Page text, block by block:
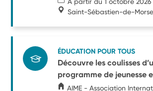
Saint-Sébastien-de-
ÉDUCATION POUR TOUS
Découvre les coulisses
programme de jeunesse
AIME - Association